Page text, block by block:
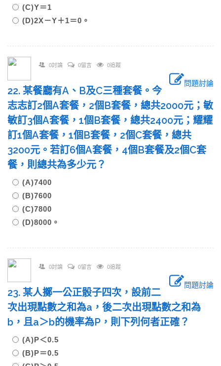
(C)Y＝1
(D)2X－Y＋1＝0。
0討論 0留言 0追蹤
問題討論
22. 某餐廳有A、B及C三種套餐。今
志志訂2個A套餐，2個B套餐，總共2000元；敏
敏訂3個A套餐，1個B套餐，總共2400元；耀耀
訂1個A套餐，1個B套餐，2個C套餐，總共
3200元。若訂6個A套餐，4個B套餐及2個C套
餐，則總共為多少元？
(A)7400
(B)7600
(C)7800
(D)8000。
0討論 0留言 0追蹤
問題討論
23. 某人擲一公正骰子四次，設前二
次出現點數之和為a，後二次出現點數之和為
b，且a＞b的機率為P，則下列何者正確？
(A)P＜0.5
(B)P＝0.5